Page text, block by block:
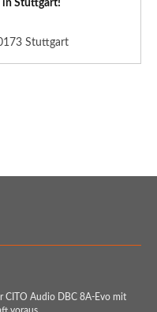
in Stuttgart!
Stuttgart
CITO Audio DBC 8A-Evo mit